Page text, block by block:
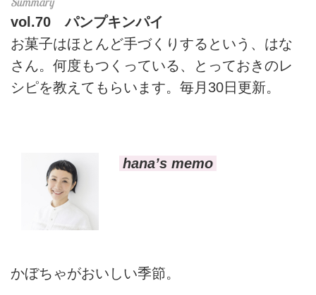
vol.70 パンプキンパイ
お菓子はほとんど手づくりするという、はな
さん。何度もつくっている、とっておきのレ
シピを教えてもらいます。毎月30日更新。
hana’s memo
かぼちゃがおいしい季節。